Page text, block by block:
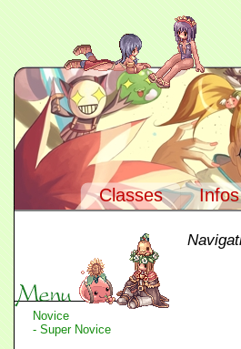
Classes Infos
Novice
- Super Novice